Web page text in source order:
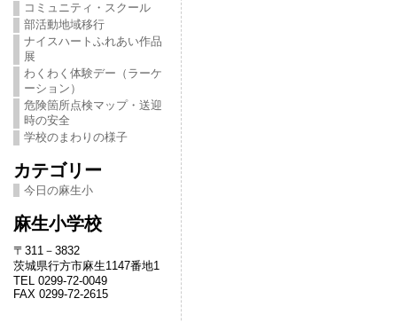
コミュニティ・スクール
部活動地域移行
ナイスハートふれあい作品
展
わくわく体験デー（ラーケ
ーション）
危険箇所点検マップ・送迎
時の安全
学校のまわりの様子
カテゴリー
今日の麻生小
麻生小学校
〒311－3832
茨城県行方市麻生1147番地1
TEL 0299-72-0049
FAX 0299-72-2615